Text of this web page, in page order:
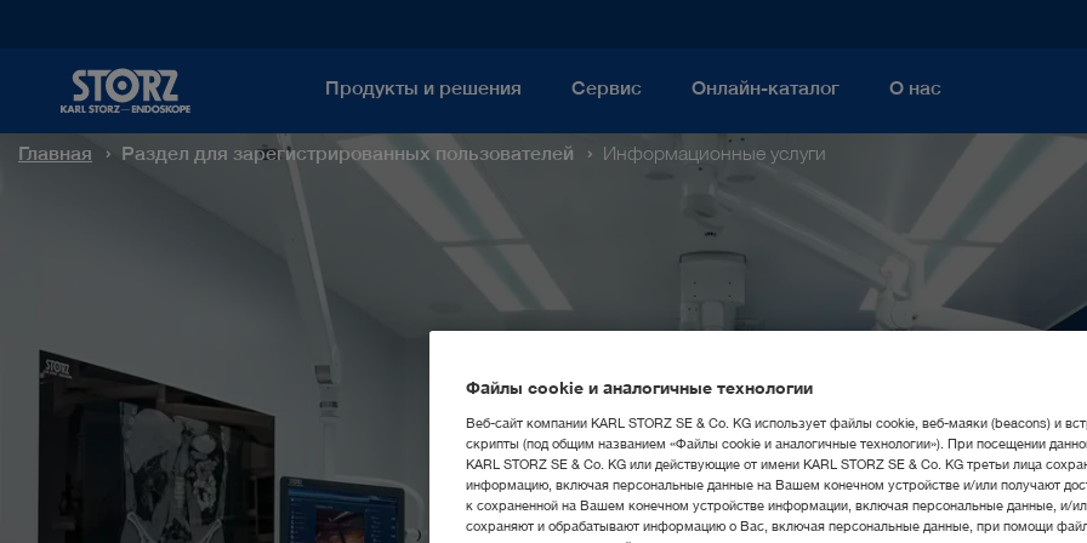
Продукты и решения Сервис Онлайн-каталог О нас
Главная Раздел для зарегистрированных пользователей Информационные услуги
Файлы cookie и аналогичные технологии
Веб-сайт компании KARL STORZ SE & Co. KG использует файлы cookie, веб-маяки (beacons) и
скрипты (под общим названием «Файлы cookie и аналогичные технологии»). При посещении
KARL STORZ SE & Co. KG или действующие от имени KARL STORZ SE & Co. KG третьи лица
информацию, включая персональные данные на Вашем конечном устройстве и/или получают
к сохраненной на Вашем конечном устройстве информации, включая персональные данные, и/
сохраняют и обрабатывают информацию о Вас, включая персональные данные, при помощи